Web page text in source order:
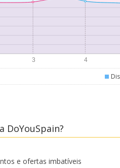
DoYouSpain?
e ofertas imbatíveis